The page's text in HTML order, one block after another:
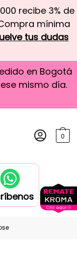
recibe 3% de
mínima
tus dudas
en Bogotá
mismo día.
0